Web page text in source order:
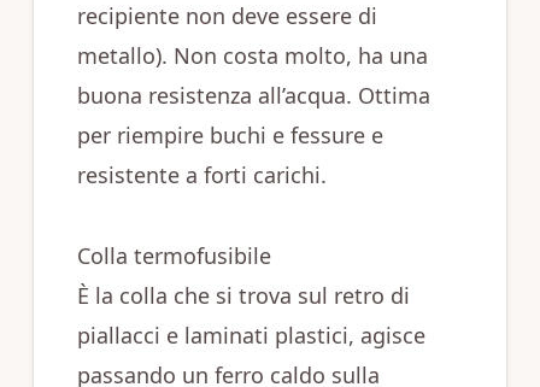
recipiente non deve essere di
metallo). Non costa molto, ha una
buona resistenza all’acqua. Ottima
per riempire buchi e fessure e
resistente a forti carichi.
Colla termofusibile
È la colla che si trova sul retro di
piallacci e laminati plastici, agisce
passando un ferro caldo sulla